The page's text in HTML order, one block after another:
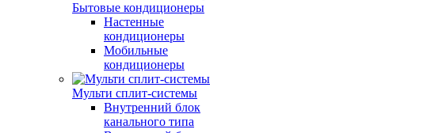
Бытовые кондиционеры
Настенные
кондиционеры
Мобильные
кондиционеры
Мульти сплит-системы
Внутренний блок
канального типа